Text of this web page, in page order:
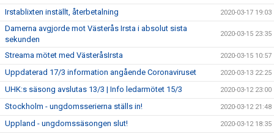
Irstablixten inställt, återbetalning 2020-03-17 19:03
Damerna avgjorde mot Västerås Irsta i absolut sista
sekunden
2020-03-15 23:35
Streama mötet med VästeråsIrsta 2020-03-15 10:57
Uppdaterad 17/3 information angående Coronaviruset 2020-03-13 22:25
UHK:s säsong avslutas 13/3 | Info ledarmötet 15/3 2020-03-12 23:00
Stockholm - ungdomsserierna ställs in! 2020-03-12 21:48
Uppland - ungdomssäsongen slut! 2020-03-12 18:35